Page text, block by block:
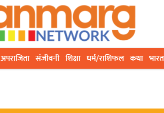
अपराजिता संजीवनी शिक्षा धर्म/राशिफल कथा भारत